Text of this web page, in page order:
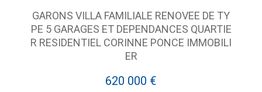
GARONS VILLA FAMILIALE RENOVEE DE TY
PE 5 GARAGES ET DEPENDANCES QUARTIE
R RESIDENTIEL CORINNE PONCE IMMOBILI
ER
620 000 €